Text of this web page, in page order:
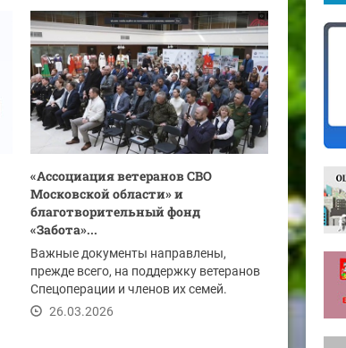
«Ассоциация ветеранов СВО
Московской области» и
благотворительный фонд
«Забота»...
Важные документы направлены,
прежде всего, на поддержку ветеранов
Спецоперации и членов их семей.
26.03.2026